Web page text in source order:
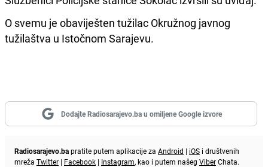
O svemu je obaviješten tužilac Okružnog javnog
tužilaštva u Istočnom Sarajevu.
Dodajte Radiosarajevo.ba u omiljene Google izvore
Radiosarajevo.bapratite putem aplikacije za Android | iOS i društvenih
mreža Twitter | Facebook | Instagram, kao i putem našeg ViberChata.